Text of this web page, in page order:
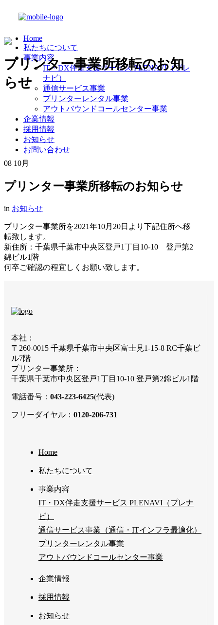
Home
私たちについて
事業内容
IT・DX伴走支援サービス PLENAVI（プレ
ナビ）
通信サービス事業
プリンターレンタル事業
アウトバウンドコールセンター事業
企業情報
採用情報
お知らせ
お問い合わせ
プリンター事業所移転のお知
らせ
08 10月
プリンター事業所移転のお知らせ
in お知らせ
プリンター事業所を2021年10月20日より下記住所へ移
転致します。
新住所：千葉県千葉市中央区登戸1丁目10-10 登戸第2
錦ビル1階
何卒ご確認の程宜しくお願い致します。
本社：
〒260-0015 千葉県千葉市中央区富士見1-15-8 RC千葉ビ
ル7階
プリンター事業所：
千葉県千葉市中央区登戸1丁目10-10 登戸第2錦ビル1階
電話番号： 043-223-6425(代表)
フリーダイヤル： 0120-206-731
Home
私たちについて
事業内容
IT・DX伴走支援サービス PLENAVI（プレナ
ビ）
通信サービス事業（通信・ITインフラ最適化）
プリンターレンタル事業
アウトバウンドコールセンター事業
企業情報
採用情報
お知らせ